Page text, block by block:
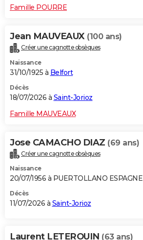
Famille POURRE
Jean MAUVEAUX (100 ans)
Créer une cagnotte obsèques
Naissance
31/10/1925 à Belfort
Décès
18/07/2026 à Saint-Jorioz
Famille MAUVEAUX
Jose CAMACHO DIAZ (69 ans)
Créer une cagnotte obsèques
Naissance
20/07/1956 à PUERTOLLANO ESPAGNE
Décès
11/07/2026 à Saint-Jorioz
Laurent LETEROUIN (63 ans)